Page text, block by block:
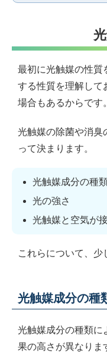
最初に光触媒の性質
する性質を理解して
場合もあるからです。
光触媒の除菌や消臭
って決まります。
光触媒成分の種
光の強さ
光触媒と空気が
これらについて、少
光触媒成分の種
光触媒成分の種類に
果の高さが異なりま